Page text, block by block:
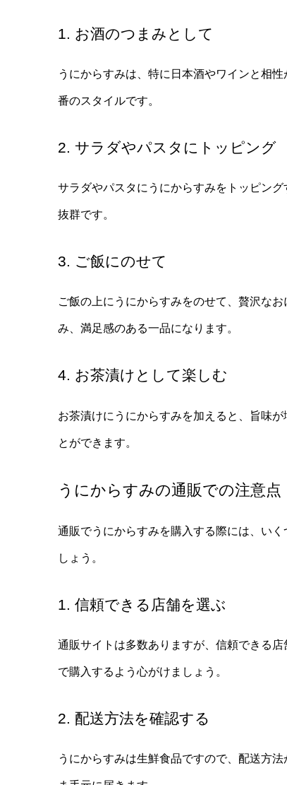
1. お酒のつまみとして
うにからすみは、特に日本酒やワインと相
番のスタイルです。
2. サラダやパスタにトッピング
サラダやパスタにうにからすみをトッピン
抜群です。
3. ご飯にのせて
ご飯の上にうにからすみをのせて、贅沢な
み、満足感のある一品になります。
4. お茶漬けとして楽しむ
お茶漬けにうにからすみを加えると、旨味
とができます。
うにからすみの通販での注意点
通販でうにからすみを購入する際には、い
しょう。
1. 信頼できる店舗を選ぶ
通販サイトは多数ありますが、信頼できる
で購入するよう心がけましょう。
2. 配送方法を確認する
うにからすみは生鮮食品ですので、配送方